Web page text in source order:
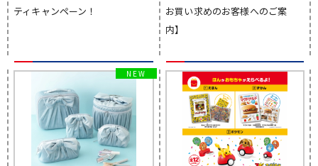
ティキャンペーン！
お買い求めのお客様へのご案
内】